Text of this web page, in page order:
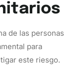
de las personas
para
este riesgo.